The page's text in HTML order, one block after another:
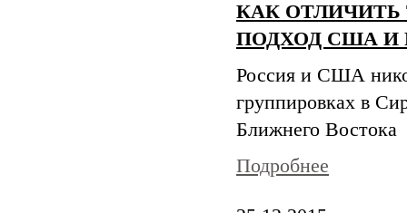
КАК ОТЛИЧИТЬ
ПОДХОД США И
Россия и США
группировках в
Ближнего Востока
Подробнее